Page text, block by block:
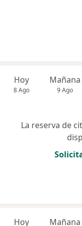
Hoy
8 Ago
Mañana
9 Ago
La reserva de
Hoy Mañana